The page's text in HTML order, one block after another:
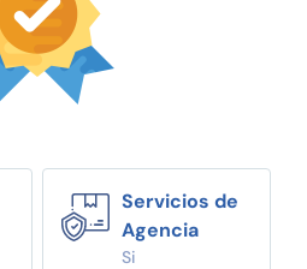
Servicios de
Agencia
Si